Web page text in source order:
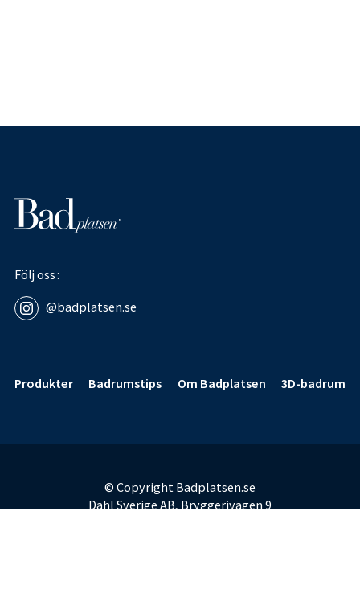
Följ oss
@badplatsen.se
Produkter
Badrumstips Om Badplatsen 3D-badrum
© Copyright Badplatsen.se
Dahl Sverige AB, Bryggerivägen 9